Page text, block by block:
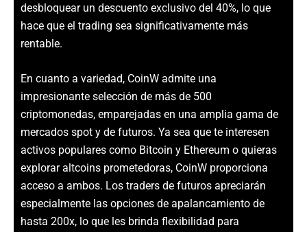
desbloquear un descuento exclusivo del 40%, lo que
hace que el trading sea significativamente más
rentable.
En cuanto a variedad, CoinW admite una
impresionante selección de más de 500
criptomonedas, emparejadas en una amplia gama de
mercados spot y de futuros. Ya sea que te interesen
activos populares como Bitcoin y Ethereum o quieras
explorar altcoins prometedoras, CoinW proporciona
acceso a ambos. Los traders de futuros apreciarán
especialmente las opciones de apalancamiento de
hasta 200x, lo que les brinda flexibilidad para